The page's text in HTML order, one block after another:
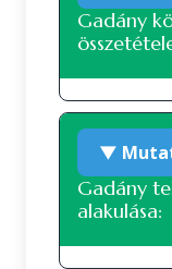
Gadány
A 2022-
▼
Gadány
alakulása: